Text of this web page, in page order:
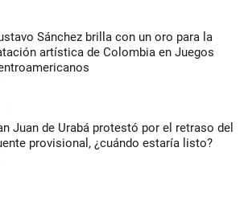
Sánchez brilla con un oro para la
artística de Colombia en Juegos
Juan de Urabá protestó por el retraso del
provisional, ¿cuándo estaría listo?